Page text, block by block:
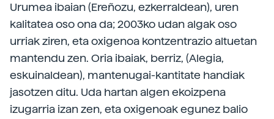
Urumea ibaian (Ereñozu, ezkerraldean), uren
kalitatea oso ona da; 2003ko udan algak oso
urriak ziren, eta oxigenoa kontzentrazio altuetan
mantendu zen. Oria ibaiak, berriz, (Alegia,
eskuinaldean), mantenugai-kantitate handiak
jasotzen ditu. Uda hartan algen ekoizpena
izugarria izan zen, eta oxigenoak egunez balio